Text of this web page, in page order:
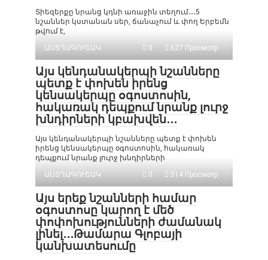
Տիեզերքը նրանց կդնի առաջին տեղում․․․5
նշաններ կստանան սեր, ճանաչում և փող Երբեմն
թվում է,
ԱՍՏՂԱԳՈՒՇԱԿ
0 627 Просмотр
Այս կենդանակերպի նշանները
պետք է փոխեն իրենց
կենսակերպը օգոստոսին,
հակառակ դեպքում նրանք լուրջ
խնդիրների կբախվեն․․․
Այս կենդանակերպի նշանները պետք է փոխեն
իրենց կենսակերպը օգոստոսին, հակառակ
դեպքում նրանք լուրջ խնդիրների
ԱՍՏՂԱԳՈՒՇԱԿ
0 514 Просмотр
Այս երեք նշանների համար
օգոստոսը կարող է մեծ
փոփոխությունների ժամանակ
լինել․․․Թամարա Գլոբայի
կանխատեսումը